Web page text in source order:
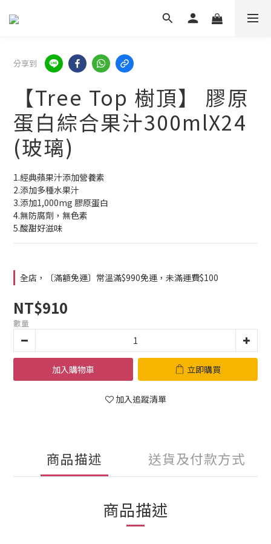
分享到
【Tree Top 樹頂】 膠原
蛋白綜合果汁300mlX24
(玻璃)
1.經典蘋果汁添加營養素
2.添加多種水果汁
3.添加1,000mg 膠原蛋白
4.無防腐劑，無色素
5.酸甜好滋味
全店，〔滿額免運〕常溫滿$990免運，未滿運費$100
NT$910
數量
加入購物車 立即購買
加入追蹤清單
商品描述 送貨及付款方式
商品描述